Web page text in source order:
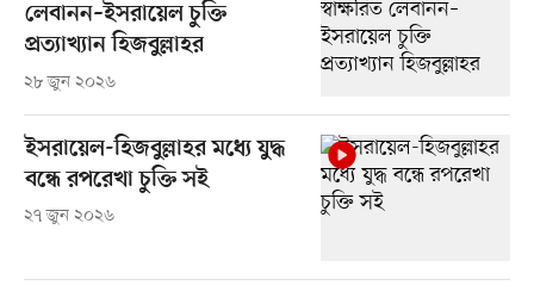
লেবানন–ইসরায়েল চুক্তি
প্রত্যাখ্যান হিজবুল্লাহর
২৮ জুন ২০২৬
ইসরায়েল-হিজবুল্লাহর মধ্যে যুদ্ধ
বন্ধে রপরেখা চুক্তি সই
২৭ জুন ২০২৬